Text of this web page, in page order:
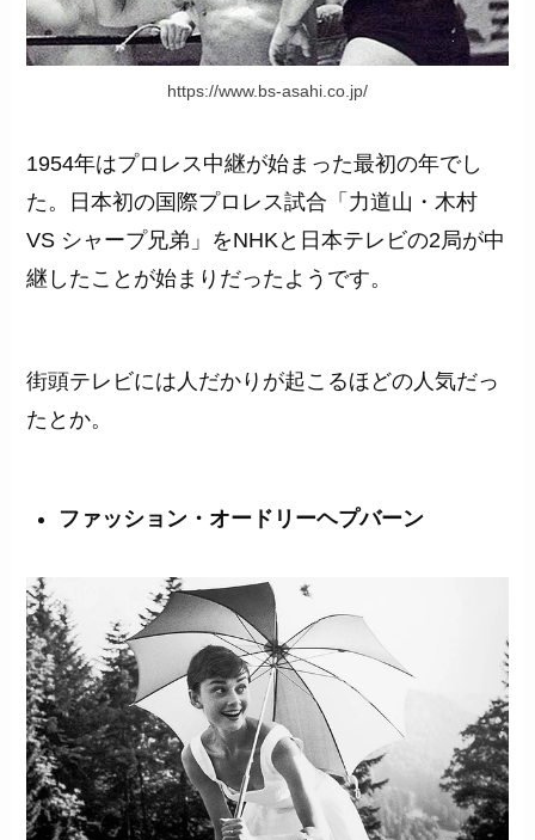
https://www.bs-asahi.co.jp/
1954年はプロレス中継が始まった最初の年でし
た。日本初の国際プロレス試合「力道山・木村
VS シャープ兄弟」をNHKと日本テレビの2局が中
継したことが始まりだったようです。
街頭テレビには人だかりが起こるほどの人気だっ
たとか。
ファッション・オードリーヘプバーン